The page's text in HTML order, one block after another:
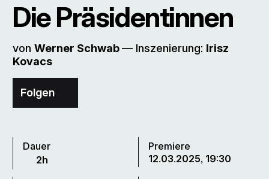
Die Präsidentinnen
vonWerner Schwab–– Inszenierung: Irisz
Kovacs
Folgen
Dauer
2h
Premiere
12.03.2025, 19:30